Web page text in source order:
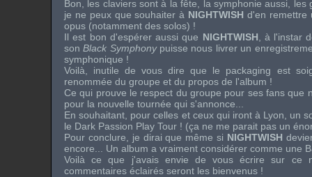
Bon, les claviers sont à la fête, la symphonie aussi, les
je ne peux que souhaiter à NIGHTWISHd'en remettre
opus (notamment des solos) !
Il est bon d'espérer aussi que NIGHTWISH , à l'instar
sonBlack Symphonypuisse nous livrer un
symphonique !
Voilà, inutile de vous dire que le packaging est
renommée du groupe et du propos de l'album !
Ce qui prouve le respect du groupe pour ses fans que
pour la nouvelle tournée qui s'annonce...
En souhaitant, pour celles et ceux qui iront à Lyon , un
le Dark Passion Play Tour ! (ça ne me parait pas un
Pour conclure, je dirai que même si NIGHTWISH
encore... Un album a vraiment considérer comme une
Voilà ce que j'avais envie de vous écrire sur ce
commentaires éclairés seront les bienvenus !